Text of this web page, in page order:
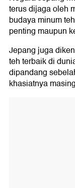
terus dijaga oleh
budaya minum
penting maupun
Jepang juga
teh terbaik di
dipandang
khasiatnya